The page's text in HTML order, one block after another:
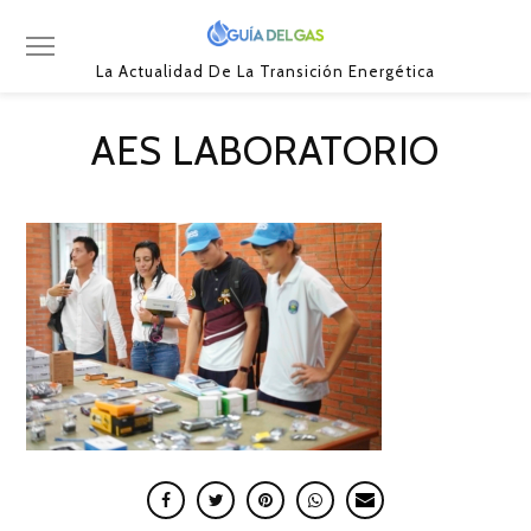
La Actualidad De La Transición Energética
AES LABORATORIO